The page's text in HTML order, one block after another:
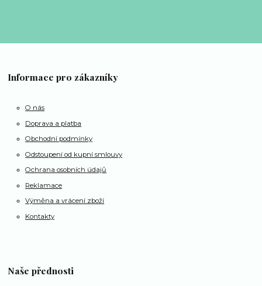
Informace pro zákazníky
O nás
Doprava a platba
Obchodní podmínky
Odstoupení od kupní smlouvy
Ochrana osobních údajů
Reklamace
Výměna a vrácení zboží
Kontakty
Naše přednosti